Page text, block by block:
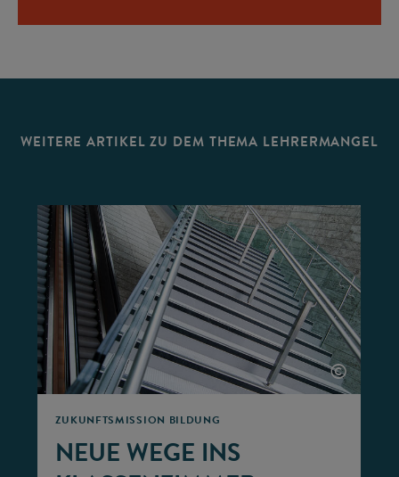
WEITERE ARTIKEL ZU DEM THEMA LEHRERMANGEL
ZUKUNFTSMISSION BILDUNG
NEUE WEGE INS
©